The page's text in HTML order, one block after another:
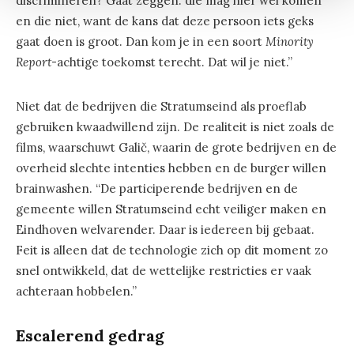
en die niet, want de kans dat deze persoon iets geks
gaat doen is groot. Dan kom je in een soort Minority
Report-achtige toekomst terecht. Dat wil je niet.”
Niet dat de bedrijven die Stratumseind als proeflab
gebruiken kwaadwillend zijn. De realiteit is niet zoals de
films, waarschuwt Galič, waarin de grote bedrijven en de
overheid slechte intenties hebben en de burger willen
brainwashen. “De participerende bedrijven en de
gemeente willen Stratumseind echt veiliger maken en
Eindhoven welvarender. Daar is iedereen bij gebaat.
Feit is alleen dat de technologie zich op dit moment zo
snel ontwikkeld, dat de wettelijke restricties er vaak
achteraan hobbelen.”
Escalerend gedrag